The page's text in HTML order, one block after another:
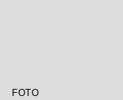
FOTO